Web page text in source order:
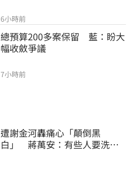
6小時前
總預算200多案保留　藍：盼大
幅收斂爭議
7小時前
遭謝金河轟痛心「顛倒黑
白」 蔣萬安：有些人要洗人